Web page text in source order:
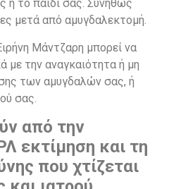
ή το παιδί σας. Συνήθως
μετά από αμυγδαλεκτομή.
Μάντζαρη μπορεί να
με την αναγκαιότητα ή μη
των αμυγδαλών σας, ή
σας.
από την
εκτίμηση και τη
που χτίζεται